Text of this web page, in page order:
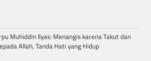
Muhiddin Ilyas: Menangis karena Takut dan
Allah, Tanda Hati yang Hidup